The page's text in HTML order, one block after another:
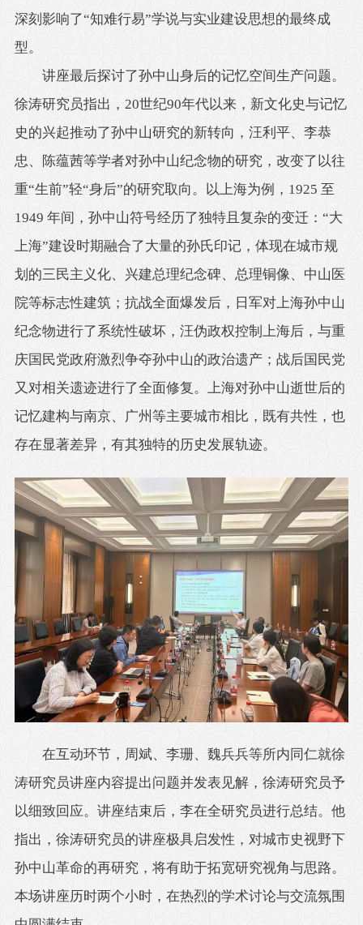
深刻影响了“知难行易”学说与实业建设思想的最终成
型。
讲座最后探讨了孙中山身后的记忆空间生产问题。
徐涛研究员指出，20世纪90年代以来，新文化史与记忆
史的兴起推动了孙中山研究的新转向，汪利平、李恭
忠、陈蕴茜等学者对孙中山纪念物的研究，改变了以往
重“生前”轻“身后”的研究取向。以上海为例，1925 至
1949 年间，孙中山符号经历了独特且复杂的变迁：“大
上海”建设时期融合了大量的孙氏印记，体现在城市规
划的三民主义化、兴建总理纪念碑、总理铜像、中山医
院等标志性建筑；抗战全面爆发后，日军对上海孙中山
纪念物进行了系统性破坏，汪伪政权控制上海后，与重
庆国民党政府激烈争夺孙中山的政治遗产；战后国民党
又对相关遗迹进行了全面修复。上海对孙中山逝世后的
记忆建构与南京、广州等主要城市相比，既有共性，也
存在显著差异，有其独特的历史发展轨迹。
在互动环节，周斌、李珊、魏兵兵等所内同仁就徐
涛研究员讲座内容提出问题并发表见解，徐涛研究员予
以细致回应。讲座结束后，李在全研究员进行总结。他
指出，徐涛研究员的讲座极具启发性，对城市史视野下
孙中山革命的再研究，将有助于拓宽研究视角与思路。
本场讲座历时两个小时，在热烈的学术讨论与交流氛围